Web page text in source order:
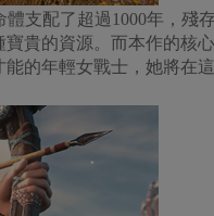
支配了超過1000年，殘
貴的資源。而本作的核
的年輕女戰士，她將在